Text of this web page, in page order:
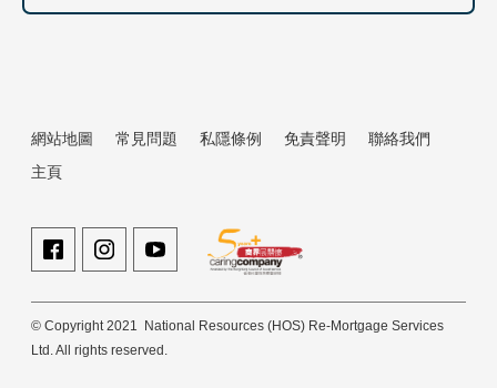
網站地圖 常見問題 私隱條例 免責聲明
聯絡我們
主頁
© Copyright 2021 National Resources (HOS) Re-Mortgage Services
Ltd. All rights reserved.